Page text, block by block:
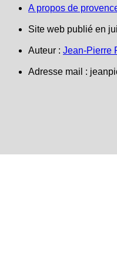
A propos de
Site web publié en
Auteur : Jean-Pierre
Adresse mail :